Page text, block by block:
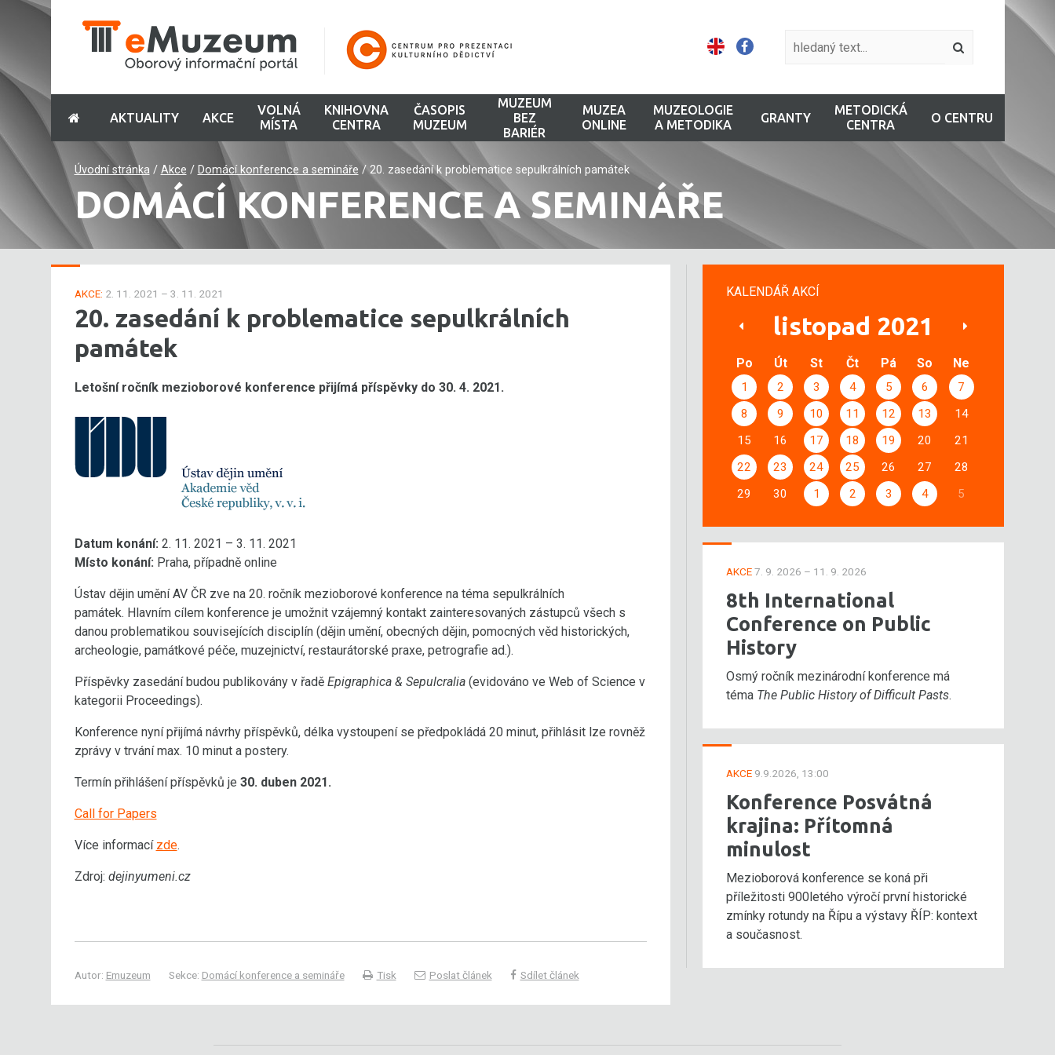
AKTUALITY AKCE
VOLNÁ
MÍSTA
KNIHOVNA
CENTRA
ČASOPIS
MUZEUM
MUZEUM
BEZ
BARIÉR
MUZEA
ONLINE
MUZEOLOGIE
A METODIKA
GRANTY
METODICKÁ
CENTRA
O CENTRU
Úvodní stránka/ Akce / Domácí konference a semináře /20. zasedání k problematice sepulkrálních památek
DOMÁCÍ KONFERENCE A SEMINÁŘE
AKCE: 2. 11. 2021 – 3. 11. 2021
20. zasedání k problematice sepulkrálních
památek
Letošní ročník mezioborové konference přijímá příspěvky do 30. 4. 2021.
Datum konání: 2. 11. 2021 – 3. 11. 2021
Místo konání: Praha, případně online
Ústav dějin umění AV ČR zve na 20. ročník mezioborové konference na téma sepulkrálních
památek. Hlavním cílem konference je umožnit vzájemný kontakt zainteresovaných zástupců všech s
danou problematikou souvisejících disciplín (dějin umění, obecných dějin, pomocných věd historických,
archeologie, památkové péče, muzejnictví, restaurátorské praxe, petrografie ad.).
Příspěvky zasedání budou publikovány v řadě Epigraphica & Sepulcralia(evidováno ve Web of Science v
kategorii Proceedings).
Konference nyní přijímá návrhy příspěvků, délka vystoupení se předpokládá 20 minut, přihlásit lze rovněž
zprávy v trvání max. 10 minut a postery.
Termín přihlášení příspěvků je 30. duben 2021.
Call for Papers
Více informací zde.
Zdroj: dejinyumeni.cz
Autor: Emuzeum Sekce: Domácí konference a semináře Tisk Poslat článek Sdílet článek
KALENDÁŘ AKCÍ
listopad 2021
Po Út St Čt Pá So Ne
1 2 3 4 5 6
7
8
9 10 11 12 13
14
15
16 17 18 19 20
21
22
23 24 25 26 27
28
29
30 1 2 3 4 5
AKCE7. 9. 2026 – 11. 9. 2026
8th International
Conference on Public
History
Osmý ročník mezinárodní konference má
téma The Public History of Difficult Pasts.
AKCE 9.9.2026, 13:00
Konference Posvátná
krajina: Přítomná
minulost
Mezioborová konference se koná při
příležitosti 900letého výročí první historické
zmínky rotundy na Řípu a výstavy ŘÍP: kontext
a současnost.